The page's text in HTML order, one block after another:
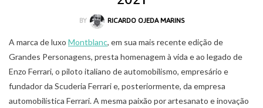
BY RICARDO OJEDA MARINS
A marca de luxo Montblanc, em sua mais recente edição de
Grandes Personagens, presta homenagem à vida e ao legado de
Enzo Ferrari, o piloto italiano de automobilismo, empresário e
fundador da Scuderia Ferrari e, posteriormente, da empresa
automobilística Ferrari. A mesma paixão por artesanato e inovação